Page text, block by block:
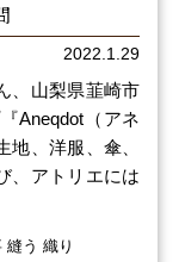
2022.1.29
、山梨県韮崎市
Aneqdot（アネ
、洋服、傘、
、アトリエには
う 織り